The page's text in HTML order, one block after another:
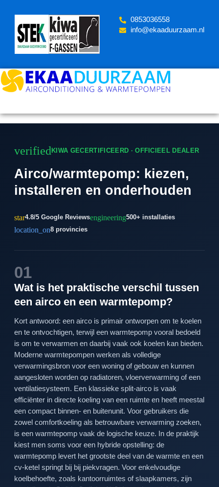
content
‪0853036558
info@ekaaduurzaam.nl
verified KIWA GECERTIFICEERD · OFFICIEEL DEALER
Airco/warmtepomp: kiezen,
installeren en onderhouden
star4.8/5 Google Reviewsengineering500+ installaties
location_on8 provincies
01
Wat is het praktische verschil tussen
een airco en een warmtepomp?
Kort antwoord: een airco is primair ontworpen om te koelen
en te ontvochtigen, terwijl een warmtepomp vooral bedoeld
is om te verwarmen en daarbij vaak ook koelen kan bieden.
Moderne warmtepompen werken als volledige
verwarmingsbron voor een woning of gebouw en kunnen
aangesloten worden op radiatoren, vloerverwarming of een
ventilatiesysteem. Een klassieke split-airco is vaak
efficiënter in directe koeling van een ruimte en heeft meestal
een compact binnen- en buitenunit. Voor gebruikers die
zowel comfortkoeling als betrouwbare verwarming zoeken,
is een warmtepomp vaak de logische keuze. In de praktijk
kiest men soms voor een hybride opstelling: de
warmtepomp levert het grootste deel van de warmte en een
cv-ketel springt bij bij piekvragen. Voor enkelvoudige
koelbehoefte, zoals kantoorruimtes of slaapkamers, zijn